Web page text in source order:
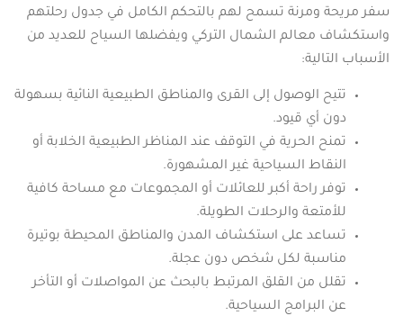
سفر مريحة ومرنة تسمح لهم بالتحكم الكامل في جدول رحلتهم
واستكشاف معالم الشمال التركي ويفضلها السياح للعديد من
الأسباب التالية:
تتيح الوصول إلى القرى والمناطق الطبيعية النائية بسهولة
دون أي قيود.
تمنح الحرية في التوقف عند المناظر الطبيعية الخلابة أو
النقاط السياحية غير المشهورة.
توفر راحة أكبر للعائلات أو المجموعات مع مساحة كافية
للأمتعة والرحلات الطويلة.
تساعد على استكشاف المدن والمناطق المحيطة بوتيرة
مناسبة لكل شخص دون عجلة.
تقلل من القلق المرتبط بالبحث عن المواصلات أو التأخر
عن البرامج السياحية.